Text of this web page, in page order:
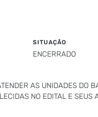
SITUAÇÃO
ENCERRADO
AS UNIDADES DO
NO EDITAL E SEUS